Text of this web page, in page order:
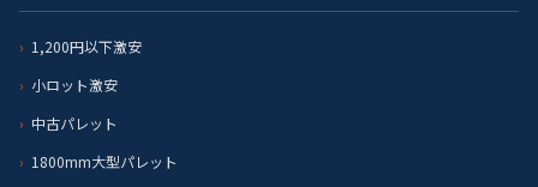
1,200円以下激安
小ロット激安
中古パレット
1800mm大型パレット